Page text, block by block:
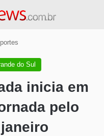
do Sul
inicia em
pelo